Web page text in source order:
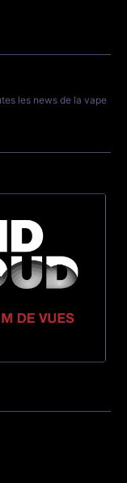
les news de la vape